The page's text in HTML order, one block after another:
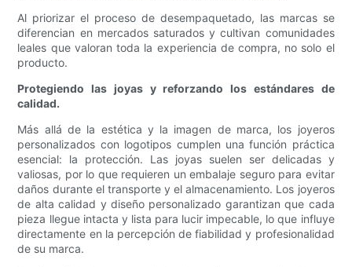
Al priorizar el proceso de desempaquetado, las marcas se
diferencian en mercados saturados y cultivan comunidades
leales que valoran toda la experiencia de compra, no solo el
producto.
Protegiendo las joyas y reforzando los estándares de
calidad.
Más allá de la estética y la imagen de marca, los joyeros
personalizados con logotipos cumplen una función práctica
esencial: la protección. Las joyas suelen ser delicadas y
valiosas, por lo que requieren un embalaje seguro para evitar
daños durante el transporte y el almacenamiento. Los joyeros
de alta calidad y diseño personalizado garantizan que cada
pieza llegue intacta y lista para lucir impecable, lo que influye
directamente en la percepción de fiabilidad y profesionalidad
de su marca.